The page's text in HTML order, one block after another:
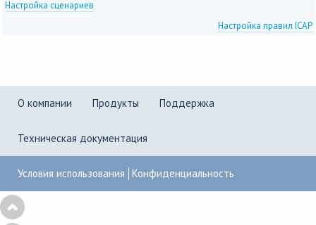
Настройка сценариев
Настройка правил ICAP
О компании Продукты Поддержка
Техническая документация
Условия использования Конфиденциальность